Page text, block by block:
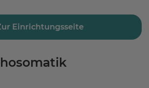
Einrichtungsseite